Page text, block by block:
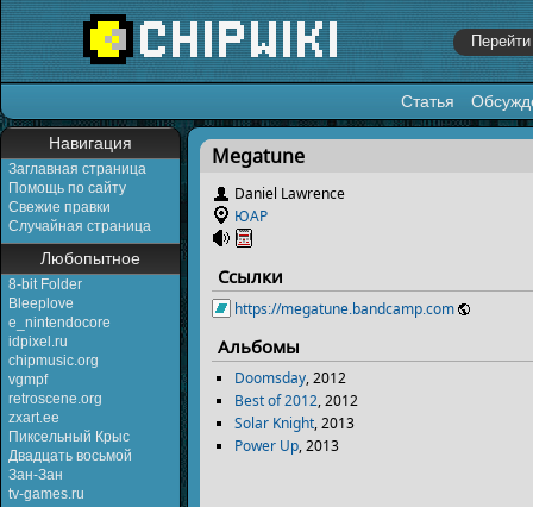
Статья
Навигация
Заглавная страница
Помощь по сайту
Свежие правки
Случайная страница
Любопытное
8-bit Folder
Bleeplove
e_nintendocore
idpixel.ru
chipmusic.org
vgmpf
retroscene.org
zxart.ee
Пиксельный Крыс
Двадцать восьмой
Зан-Зан
tv-games.ru
Перейти к:навигация,поиск
Megatune
Daniel Lawrence
ЮАР
Ссылки
https://megatune.bandcamp.com
Альбомы
Doomsday, 2012
Best of 2012, 2012
Solar Knight, 2013
Power Up, 2013